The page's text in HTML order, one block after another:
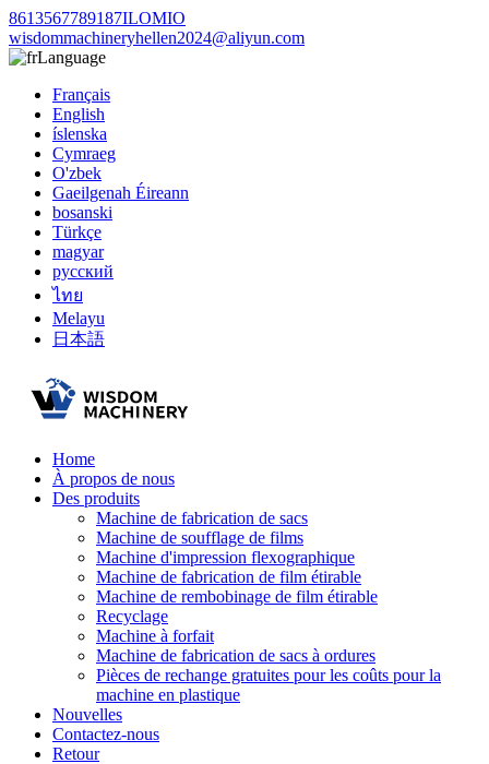
8613567789187ILOMIO
wisdommachineryhellen2024@aliyun.com
Language
Français
English
íslenska
Cymraeg
O'zbek
Gaeilgenah Éireann
bosanski
Türkçe
magyar
русский
ไทย
Melayu
日本語
Home
À propos de nous
Des produits
Machine de fabrication de sacs
Machine de soufflage de films
Machine d'impression flexographique
Machine de fabrication de film étirable
Machine de rembobinage de film étirable
Recyclage
Machine à forfait
Machine de fabrication de sacs à ordures
Pièces de rechange gratuites pour les coûts pour la
machine en plastique
Nouvelles
Contactez-nous
Retour